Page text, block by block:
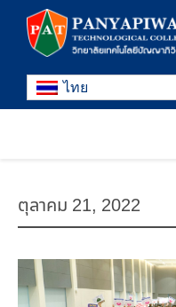
ไทย
ตุลาคม 21, 2022